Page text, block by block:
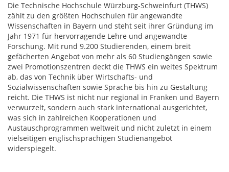
Die Technische Hochschule Würzburg-Schweinfurt (THWS)
zählt zu den größten Hochschulen für angewandte
Wissenschaften in Bayern und steht seit ihrer Gründung im
Jahr 1971 für hervorragende Lehre und angewandte
Forschung. Mit rund 9.200 Studierenden, einem breit
gefächerten Angebot von mehr als 60 Studiengängen sowie
zwei Promotionszentren deckt die THWS ein weites Spektrum
ab, das von Technik über Wirtschafts- und
Sozialwissenschaften sowie Sprache bis hin zu Gestaltung
reicht. Die THWS ist nicht nur regional in Franken und Bayern
verwurzelt, sondern auch stark international ausgerichtet,
was sich in zahlreichen Kooperationen und
Austauschprogrammen weltweit und nicht zuletzt in einem
vielseitigen englischsprachigen Studienangebot
widerspiegelt.